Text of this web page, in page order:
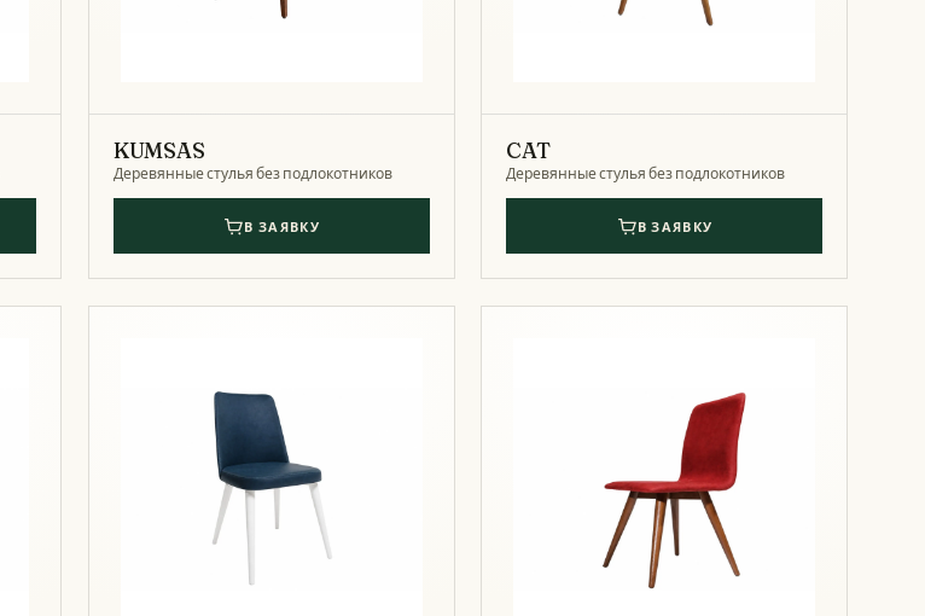
KUMSAS
Деревянные стулья без подлокотников
В ЗАЯВКУ
CAT
Деревянные стулья без подлокотников
В ЗАЯВКУ